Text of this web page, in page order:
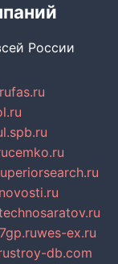
России
fas.ru
cemko.ru
wes-ex.ru
stroy-db.com